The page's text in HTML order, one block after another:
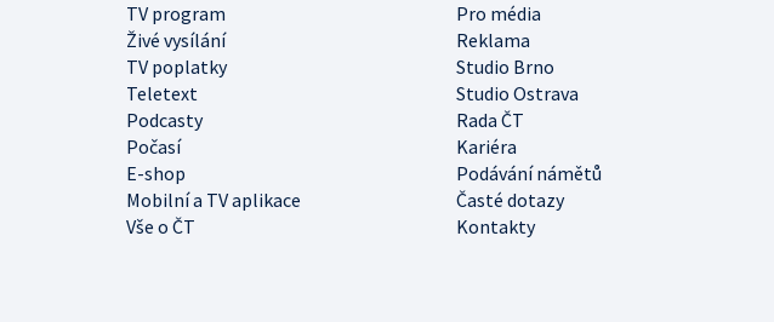
TV program
Pro média
Živé vysílání
Reklama
TV poplatky
Studio Brno
Teletext
Studio Ostrava
Podcasty
Rada ČT
Počasí
Kariéra
E-shop
Podávání námětů
Mobilní a TV aplikace
Časté dotazy
Vše o ČT
Kontakty